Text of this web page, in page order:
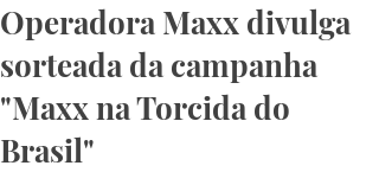
Operadora Maxx divulga
sorteada da campanha
"Maxx na Torcida do
Brasil"